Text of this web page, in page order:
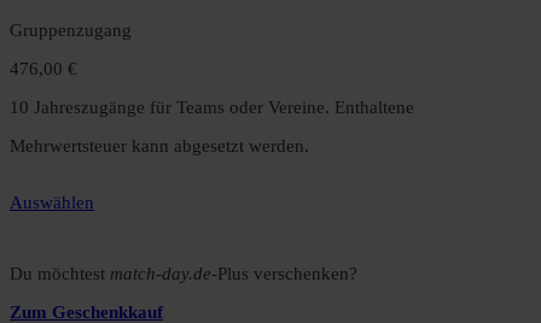
Gruppenzugang
476,00 €
10 Jahreszugänge für Teams oder Vereine. Enthaltene
Mehrwertsteuer kann abgesetzt werden.
Auswählen
Du möchtest match-day.de-Plus verschenken?
Zum Geschenkkauf